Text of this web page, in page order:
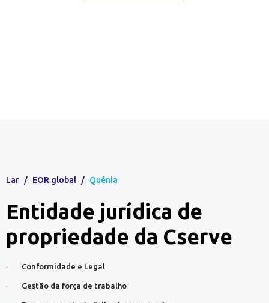
Lar / EOR global / Quênia
Entidade jurídica de
propriedade da Cserve
Conformidade e Legal
Gestão da força de trabalho